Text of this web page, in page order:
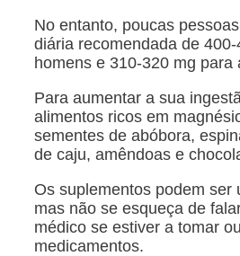
No entanto, poucas
diária recomendada de
homens e 310-320 mg para
Para aumentar a sua
alimentos ricos em
sementes de abóbora,
de caju, amêndoas e
Os suplementos podem ser
mas não se esqueça de
médico se estiver a tomar
medicamentos.